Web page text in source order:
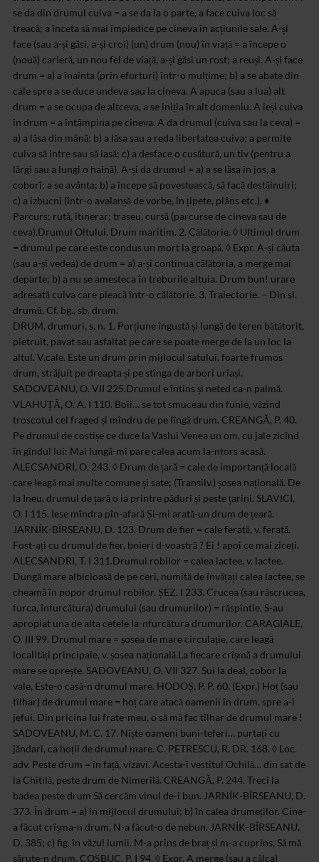
se da din drumul cuiva = a se da la o parte, a face cuiva loc să
treacă; a înceta să mai împiedice pe cineva în acțiunile sale. A-și
face (sau a-și găsi, a-și croi) (un) drum (nou) în viață = a începe o
(nouă) carieră, un nou fel de viață, a-și găsi un rost; a reuși. A-și face
drum = a) a înainta (prin eforturi) într-o mulțime; b) a se abate din
cale spre a se duce undeva sau la cineva. A apuca (sau a lua) alt
drum = a se ocupa de altceva, a se iniția în alt domeniu. A ieși cuiva
în drum = a întâmpina pe cineva. A da drumul (cuiva sau la ceva) =
a) a lăsa din mână; b) a lăsa sau a reda libertatea cuiva; a permite
cuiva să intre sau să iasă; c) a desface o cusătură, un tiv (pentru a
lărgi sau a lungi o haină). A-și da drumul = a) a se lăsa în jos, a
coborî; a se avânta; b) a începe să povestească, să facă destăinuiri;
c) a izbucni (într-o avalanșă de vorbe, în țipete, plâns etc.). ♦
Parcurs; rută, itinerar; traseu, cursă (parcurse de cineva sau de
ceva).Drumul Oltului. Drum maritim. 2. Călătorie. ◊ Ultimul drum
= drumul pe care este condus un mort la groapă. ◊ Expr. A-și căuta
(sau a-și vedea) de drum = a) a-și continua călătoria, a merge mai
departe; b) a nu se amesteca în treburile altuia. Drum bun! urare
adresată cuiva care pleacă într-o călătorie. 3. Traiectorie. – Din sl.
drumŭ. Cf. bg., sb. drum.
DRUM, drumuri, s. n. 1. Porțiune îngustă și lungă de teren bătătorit, pietruit, pavat sau asfaltat pe care se poate merge de la un loc la altul. V.cale. Este un drum prin mijlocul satului, foarte frumos drum, străjuit pe dreapta și pe stînga de arbori uriași. SADOVEANU, O. VII 225.Drumul e întins și neted ca-n palmă. VLAHUȚĂ, O. A. I 110. Boii… se tot smuceau din funie, văzînd troscotul cel fraged și mîndru de pe lîngă drum. CREANGĂ, P. 40. Pe drumul de costișe ce duce la Vaslui Venea un om, cu jale zicînd în gîndul lui: Mai lungă-mi pare calea acum la-ntors acasă. ALECSANDRI, O. 243. ◊ Drum de țară = cale de importanță locală care leagă mai multe comune și sate; (Transilv.) șosea națională. De la Ineu, drumul de țară o ia printre păduri și peste țarini. SLAVICI, O. I 115. Iese mîndra pîn-afară Și-mi arată-un drum de țeară. JARNÍK-BÎRSEANU, D. 123. Drum de fier = cale ferată, v. ferată. Fost-ați cu drumul de fier, boieri d-voastră ? Ei ! apoi ce mai ziceți. ALECSANDRI, T. I 311.Drumul robilor = calea lactee, v. lactee. Dungă mare albicioasă de pe ceri, numită de învățați calea lactee, se cheamă în popor drumul robilor. ȘEZ. I 233. Crucea (sau răscrucea, furca, înfurcătura) drumului (sau drumurilor) = răspîntie. S-au apropiat una de alta cetele la-nfurcătura drumurilor. CARAGIALE, O. III 99. Drumul mare = șosea de mare circulație, care leagă localități principale, v. șosea națională.La fiecare crîșmă a drumului mare se oprește. SADOVEANU, O. VII 327. Sui la deal, cobor la vale, Este-o casă-n drumul mare. HODOȘ, P. P. 60. (Expr.) Hoț (sau tîlhar) de drumul mare = hoț care atacă oamenii în drum, spre a-i jefui. Din pricina lui frate-meu, o să mă fac tîlhar de drumul mare ! SADOVEANU, M. C. 17. Niște oameni buni-teferi… purtați cu jăndari, ca hoții de drumul mare. C. PETRESCU, R. DR. 168. ◊ Loc. adv. Peste drum = în față, vizavi. Acesta-i vestitul Ochilă… din sat de la Chitilă, peste drum de Nimerilă. CREANGĂ, P. 244. Treci la badea peste drum Să cercăm vinul de-i bun. JARNÍK-BÎRSEANU, D. 373. În drum = a) în mijlocul drumului; b) în calea drumeților. Cine-a făcut crîșma-n drum, N-a făcut-o de nebun. JARNÍK-BÎRSEANU, D. 385; c) fig. în văzul lumii. M-a prins de braț și m-a cuprins, Să mă sărute-n drum. COȘBUC, P. I 94. ◊ Expr. A merge (sau a călca) alăturea cu drumul = a se abate de la calea dreaptă, a călca strîmb, a fi necinstit. A pune (pe cineva) pe drumuri = a face (pe cineva) să alerge după diverse treburi, mai ales pe la autorități. A bate drumul (sau drumurile) sau a umbla (sau a fi, a sta) pe drumuri = a umbla de colo-colo, a fi mereu pe drum, a nu sta locului, a umbla fără rost, a umbla haimana.Am bătut din nou drumul la Șercaia. C. PETRESCU, S. 120. Au bătut două sâptămîni în șir drumul dintre Tîrgul Ocnei și satele din preajma Moineștilor. POPA, V. 255.Cucoșul… fugi de-acasă și umbla pe drumuri, bezmetec. CREANGĂ, P. 64. A ține (sau a păzi) drumul (sau drumurile) = a umbla fără rost, haimana. Nici asta nu se ia din drum = nu este ceva ușor de găsit, nu se găsește cu una cu două. Nu te pune în poară, măi omule, cu împăratul iadului; ci mai bine ia-ți bănișorii și caută-ți de nevoi… – Bun, zise Dănilă. Nici asta nu se ia din drum. CREANGĂ, P. 49. A fi de pe drumuri = a fi fără familie așezată, fără locuință stabilă, fără căpătîi. Fata nu-i de cele de pe drumuri, s-o luați numai așa, cum s-ar întîmpla. CREANGĂ, P. 262.A rămîne pe drumuri = a rămîne fără adăpost, sărac lipit pămîntului; ă rămîne orfan. A ajunge pe drumuri v. ajunge. A lăsa (sau a arunca, a zvîrli) pe cineva pe drum (sau pe drumuri) = a) a da (pe cineva) afară din casă. Vrei să ne-aprindem paie în cap ? Să ne zvîrlă baba pe drum ?CREANGĂ, P. 9; b) a lua cuiva totul, a sărăci pe cineva. Mă răpești și mă despoi, M-arunci pe drum să pier. COȘBUC, P. I 113. A aduna (pe cineva)de pe drumuri = a adăposti și a lua (pe cineva) sub ocrotire. Simigiului i se făcuse milă de ea și o adunase de pe drumuri. G. M. ZAMFIRESCU, M.D. I 134. Pe toate drumurile = peste tot. (În dativ, cu funcțiune de complement circumstanțial de loc) A se așterne drumului = a alerga din răsputeri, a alerga cu cea mai mare repeziciune. Alei, murgul meu voinic, Așterne-te drumului Ca și iarba cîmpului. ALECSANDRI, P. P. 74. Pe-aici (sau pe-aci, pe ici) ți-e drumul ! = (familiar, exclamativ și imperativ) pleacă ! șterge-o ! du-te ! cară-te ! Încălecă pe cal și pe ici ți-e drumul !ISPIRESCU, L. 30. Cînd te miri ce nu-i venea la socoteală, ie-ți, popa, desagii și toiagul și pe ici ți-e drumul. CREANGĂ, A. 135. Pe drum = gata să vină, să sosească, să apară, să se nască. Asculta… cu gîndurile la cei șapte copii și al optulea pe drum. C. PETRESCU, R. DR. 142. A-i sta sau a-i fi(cuiva) în drum = a-i sta (cuiva) în cale, a-i fi o piedică, a încurca (pe cineva) în treburi. A se da din drumul cuiva = a se da la o parte, a face cuiva loc să treacă; fig. a nu mai fi o piedică. A-și face sau a-și găsi, a-și croi (un) drum (nou) în viață = a începe o carieră, un nou fel de viață, a-și găsi un rost, a reuși, a ajunge la ceva. Să întindem mîna și altora, să-i ajutăm să-și facă un drum. C. PETRESCU, Î. II 167. A-și face (un) drum= a se abate, a-și face cale. Du-te, neică, și te-ntoarce Și mai fă-ți un drum încoace. BIBICESCU, P. P. 39. A apuca (sau a lua) alt drum = a merge în altă direcție; fig. a se ocupa de altceva, a se iniția în alt domeniu. Taică-său a știut să ia alt drum. DEMETRIUS, C. 9. A ieși (cuiva) în drum = a întîmpina (pe cineva). Ieși tu, mîndră-n drumul lui Și-i dă gură bietului. JARNÍK-BÎRSEANU, D. 113. A da drumul (cuiva sau la ceva) = a) a lăsa din mînă; a-i reda libertatea, a lăsa în libertate, a slobozi. Îl apucă de piept și-l scutură cu furie, apoi, îndurerat de privirea speriată a acestuia, îi dă drumul. DAVIDOGLU, M. 53. Vă poftesc să-mi dați drumul, ca să încalec în pripă și să mă duc spre miazănoapte. SADOVEANU, D. P. 34.Calului îi dete drumul să pască. ISPIRESCU, L. 7; b) a desface o cusătură, un tiv (pentru a lărgi sau a lungi o haină). Va trebui să-i dau drumul din umeri [surtucului]. DAVIDOGLU, M. 80; c) a permite (cuiva) să intre sau să iasă. Nu-i mai dă drumul pe poartă afară, de cînd cu întîmplarea cu streinul. C. PETRESCU, R. DR. 169. Acum cred că… mi-i da drumul să întru. CREANGĂ, P. 314; d) a pune în mișcare, a face să pornească. A dat drumul motorului; e) fig. (în trecut) a concedia (pe cineva), a scoate (pe cineva) din slujbă. A da (cuiva) drumul în lume = a da (cuiva) libertatea să plece, a lăsa (pe cineva) de capul lui, a nu mai ține din scurt. Lasă-mă, dă-mi drumu-n lumea mea, mi-i drag altul. SADOVEANU, O. A. I 211. Cînd mi-a dat tata drumul în lume, mi-a pus o legăturică în mînă. C. PETRESCU, R. DR. 256. A-și da drumul = a) a coborî, a se lăsa în jos, a se avînta. Își dă drumul din pom. ▭ Și-a dat drumul, cu dînsa pe-o altă lume, unde era un rai, și nu altăceva ! CREANGĂ, P. 94; b) fig. a se da pe față, a izbucni; c) a se porni la vorbă, la povestit, la destăinuiri. Și-a dat drumul conu Dumitrache ș-a povestit ba una, ba alta, pînă tîrziu.VLAHUȚĂ, la TDRG. A-și da drumul la gură (sau gurii) = a vorbi multe și de toate, a da pe față o taină. ◊ (Urmat de determinări în genitiv sau în acuzativ cu prepoziție, arată locul sau direcția spre care duce o cale) Luăm drumul spre Galați. ▭ Lung e drumul Clujului Dar mai lung al dorului. Pop. ♦ Potecă de trecere (printr-o grădină, printr-o fîneață etc.). Vecinii și-au făcut drum prin livadă. ♦ Parcurs, curs; rută, itinerar.Drumul Oltului. Drumul soarelui. ▭ Fata împăratului le spuse că este un neguțător, care a rătăcit drumul pe mare. ISPIRESCU, L. 24. Pe vremile acele… drumurile pe ape și pe uscat erau puțin cunoscute. CREANGĂ, P. 183. Drum la deal și drum la vale ! Îmi fac veacul tot pe cale.ALECSANDRI, P. P. 277. 2. Călătorie. O să aveți un drum minunat. SEBASTIAN, T. 126. Tot drumul n-am scos nici un cuvînt. SAHIA, N. 24. Ivan… pornește la drum cîntînd. CREANGĂ, P. 297. Lăpușneanul nu întîlnise nici o împedicare în drumul său. NEGRUZZI, S. I 142. Călătorului îi șade bine cu drumul. ◊ Drum drept = a) mers (sau călătorie) fără ocoluri, fără cotituri, în linie dreaptă; b) fig. comportare ireproșabilă. Foaie de drum v. foaie. (Fig.) Ultimul drum = drumul mortului, cînd este dus la locul de îngropare. ◊ Expr. A-și căuta (sau a-și vedea) de drum saua-și urma drumul sau a-și lua drumul înainte = a) a pleca, a merge mai departe, a-și continua calea. Las’ că stau cu el… Voi vedeți-vă de drum.DUMITRIU, N. 120. Se aruncă cu calul în apă, o trece înot… și apoi își ia drumul înainte. CREANGĂ, P. 237; b) fig. a nu se amesteca în treburile altuia. Mergi de-ți adă feciorul încoace. Iară de nu, caută-ți de drum și nu umbla cu gărgăunii în cap. CREANGĂ, P. 81. Drum bun ! = călătorie bună ! Se duc… și-n drum, pe unde trec, Cu plîns izvoarele-i petrec, Și plin de jale-n al său cînt « Drum bun » ti le zice codrul sfînt. NECULUȚĂ, Ț. D. 100. Pe Ben-Ardun N-ai să-l mai vezi în zbor nebun, Pe urma unui șoim ușor… Nu-i vei pofti: Drum bun ! COȘBUC, P. I 111. Privitorii, cu căciulile în mînă, îi urau drum bun. CREANGĂ, P. 307. (Familiar) A da răvaș de drum cuiva = a-l invita să plece, a-1 goni. ♦ (Mai ales la pl.) Alergătură, umblet mult încoace și încolo; cursă. Am de făcut multe drumuri în oraș. 3. Traiectorie. drum n., pl. urĭ (gr. dial. drúmos, ngr. și vgr. drómos, loc de alergare, de unde și alb. drom, vsl. drumŭ, bg. sîrb. drum. V. dîrmon, dromedar, ipo-, pro- și velo-drom). Cale, stradă: am ĭeșit la drum să văd ce e. Cale afară din oraș: pe drumu care duce la Vasluĭ. Călătorie: am făcut un drum lung. Hoțĭ de drumu mare, tîlharĭ vajnicĭ. Drum bătut, drum frecŭentat (șleah). Crucea drumuluĭ, răscruce, răspântie. A fi tot pe drumsaŭ drumurĭ, a fi continuŭ în călătorie. A rămînea pe drumurĭ, a rămînea muritor de foame. Caută-țĭ (orĭ vezi-țĭ) de drum! du-te și nu te interesa de alțiĭ. A da drumu 1), a lăsa liber: a da drumu lacrimilor; 2) a congedia din serviciŭ. A-țĭ da drumu în jos, a te lăsa în jos (pe funie orĭ aruncîndu-te). Lu